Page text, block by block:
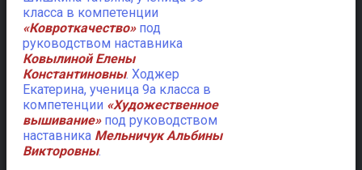
класса в компетенции
«Ковроткачество»под
руководством наставника
Ковылиной Елены
Константиновны. Ходжер
Екатерина, ученица 9а класса в
компетенции «Художественное
вышивание»под руководством
наставника Мельничук Альбины
Викторовны.